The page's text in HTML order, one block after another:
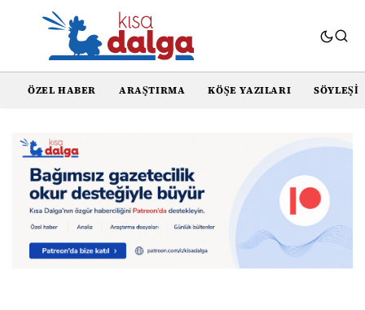
ÖZEL HABER ARAŞTIRMA KÖŞE YAZILARI SÖYLEŞI